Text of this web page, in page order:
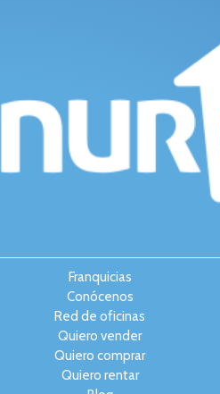
Franquicias
Conócenos
Red de oficinas
Quiero vender
Quiero comprar
Quiero rentar